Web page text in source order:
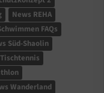
News REHA
FAQs
Süd-Shaolin
Wanderland